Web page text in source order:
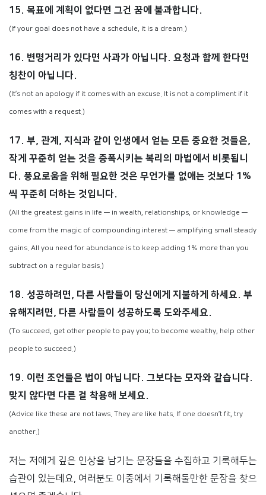
15. 목표에 계획이 없다면 그건 꿈에 불과합니다.
(If your goal does not have a schedule, it is a dream.)
16. 변명거리가 있다면 사과가 아닙니다. 요청과 함께 한다면
칭찬이 아닙니다.
(It’s not an apology if it comes with an excuse. It is not a compliment if it
comes with a request.)
17. 부, 관계, 지식과 같이 인생에서 얻는 모든 중요한 것들은,
작게 꾸준히 얻는 것을 증폭시키는 복리의 마법에서 비롯됩니
다. 풍요로움을 위해 필요한 것은 무언가를 없애는 것보다 1%
씩 꾸준히 더하는 것입니다.
(All the greatest gains in life — in wealth, relationships, or knowledge —
come from the magic of compounding interest — amplifying small steady
gains. All you need for abundance is to keep adding 1% more than you
subtract on a regular basis.)
18. 성공하려면, 다른 사람들이 당신에게 지불하게 하세요. 부
유해지려면, 다른 사람들이 성공하도록 도와주세요.
(To succeed, get other people to pay you; to become wealthy, help other
people to succeed.)
19. 이런 조언들은 법이 아닙니다. 그보다는 모자와 같습니다.
맞지 않다면 다른 걸 착용해 보세요.
(Advice like these are not laws. They are like hats. If one doesn’t fit, try
another.)
저는 저에게 깊은 인상을 남기는 문장들을 수집하고 기록해두는
습관이 있는데요, 여러분도 이중에서 기록해둘만한 문장을 찾으